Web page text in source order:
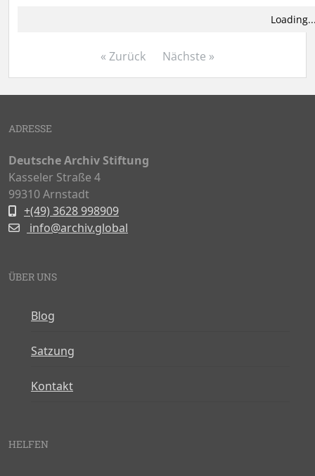
« Zurück Nächste »
ADRESSE
Deutsche Archiv Stiftung
Kasseler Straße 4
99310 Arnstadt
+(49) 3628 998909
info@archiv.global
ÜBER UNS
Blog
Satzung
Kontakt
HELFEN